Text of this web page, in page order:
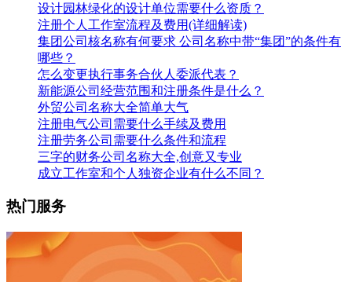
设计园林绿化的设计单位需要什么资质？
注册个人工作室流程及费用(详细解读)
集团公司核名称有何要求 公司名称中带“集团”的条件有
哪些？
怎么变更执行事务合伙人委派代表？
新能源公司经营范围和注册条件是什么？
外贸公司名称大全简单大气
注册电气公司需要什么手续及费用
注册劳务公司需要什么条件和流程
三字的财务公司名称大全,创意又专业
成立工作室和个人独资企业有什么不同？
热门服务